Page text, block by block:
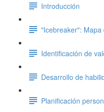
Introducción
"Icebreaker":
Identificación de
Desarrollo de
Planificación